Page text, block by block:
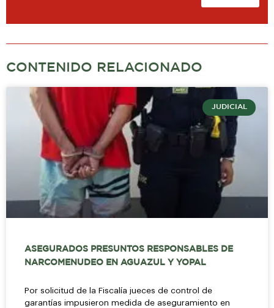
CONTENIDO RELACIONADO
JUDICIAL
ASEGURADOS PRESUNTOS RESPONSABLES DE
NARCOMENUDEO EN AGUAZUL Y YOPAL
Por solicitud de la Fiscalía jueces de control de
garantías impusieron medida de aseguramiento en